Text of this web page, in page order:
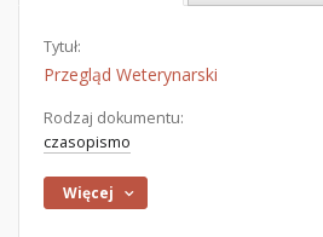
Tytuł:
Przegląd Weterynarski
Rodzaj dokumentu:
czasopismo
Więcej